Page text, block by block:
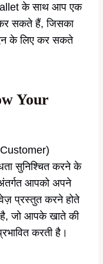
के साथ आप एक
सकते हैं, जिसका
के लिए कर सकते
Your
सुनिश्चित करने के
आपको अपने
प्रस्तुत करने होते
है, जो आपके खाते की
करती है।